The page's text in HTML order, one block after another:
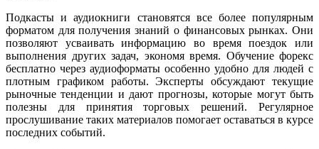
Подкасты и аудиокниги становятся все более популярным
форматом для получения знаний о финансовых рынках. Они
позволяют усваивать информацию во время поездок или
выполнения других задач, экономя время. Обучение форекс
бесплатно через аудиоформаты особенно удобно для людей с
плотным графиком работы. Эксперты обсуждают текущие
рыночные тенденции и дают прогнозы, которые могут быть
полезны для принятия торговых решений. Регулярное
прослушивание таких материалов помогает оставаться в курсе
последних событий.